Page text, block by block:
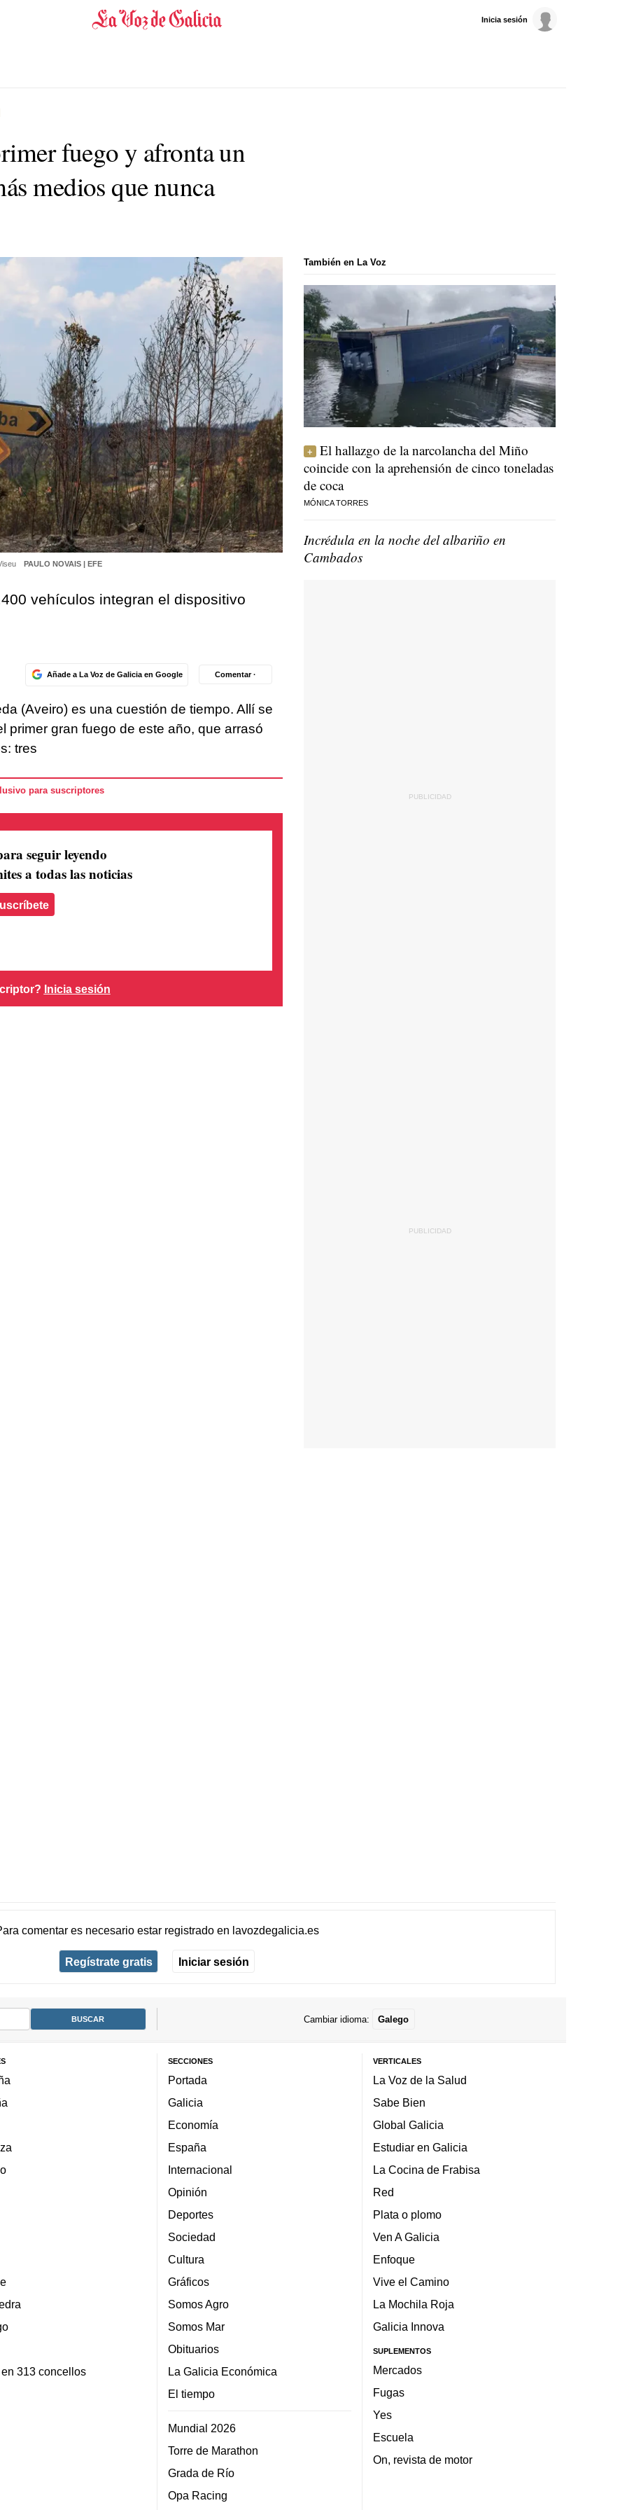
Inicia sesión
fuego y afronta un
medios que nunca
PAULO NOVAIS | EFE
vehículos integran el dispositivo
Añade a La Voz de Galicia en Google Comentar ·
(Aveiro) es una cuestión de tiempo. Allí se
primer gran fuego de este año, que arrasó
tres
para suscriptores
seguir leyendo
a todas las noticias
Inicia sesión
También en La Voz
El hallazgo de la narcolancha del Miño
coincide con la aprehensión de cinco toneladas
de coca
MÓNICA TORRES
Incrédula en la noche del albariño en
Cambados
comentar es necesario estar registradoen lavozdegalicia.es
Regístrate gratis Iniciar sesión
Cambiar idioma: Galego
313 concellos
SECCIONES
Portada
Galicia
Economía
España
Internacional
Opinión
Deportes
Sociedad
Cultura
Gráficos
Somos Agro
Somos Mar
Obituarios
La Galicia Económica
El tiempo
Mundial 2026
Torre de Marathon
Grada de Río
Opa Racing
VERTICALES
La Voz de la Salud
Sabe Bien
Global Galicia
Estudiar en Galicia
La Cocina de Frabisa
Red
Plata o plomo
Ven A Galicia
Enfoque
Vive el Camino
La Mochila Roja
Galicia Innova
SUPLEMENTOS
Mercados
Fugas
Yes
Escuela
On, revista de motor